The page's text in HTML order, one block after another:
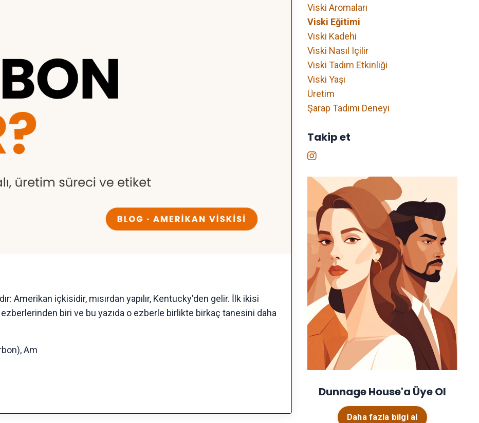
Amerikan içkisidir, mısırdan yapılır, Kentucky'den gelir. İlk ikisi
biri ve bu yazıda o ezberle birlikte birkaç tanesini daha
Am
Viski Aromaları
Viski Eğitimi
Viski Kadehi
Viski Nasıl Içilir
Viski Tadım Etkinliği
Viski Yaşı
Üretim
Şarap Tadımı Deneyi
Takip et
Dunnage House'a Üye Ol
Daha fazla bilgi al